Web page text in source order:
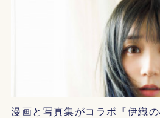
漫画と写真集がコラボ『伊織